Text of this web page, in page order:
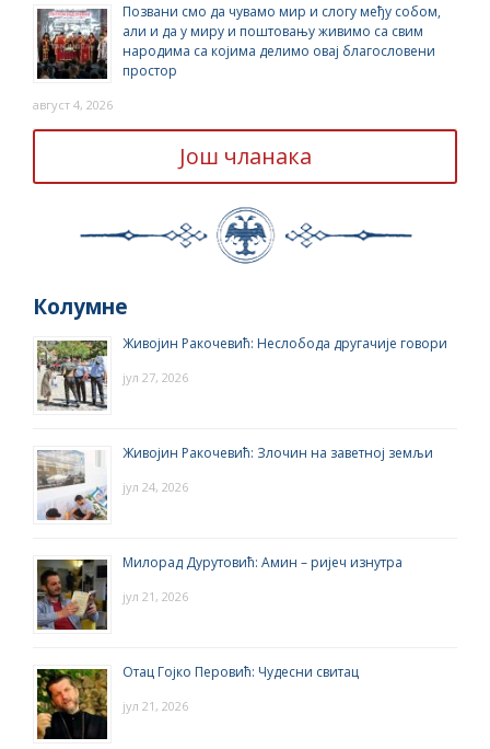
Позвани смо да чувамо мир и слогу међу собом,
али и да у миру и поштовању живимо са свим
народима са којима делимо овај благословени
простор
август 4, 2026
Још чланака
Колумне
Живојин Ракочевић: Неслобода другачије говори
јул 27, 2026
Живојин Ракочевић: Злочин на заветној земљи
јул 24, 2026
Милорад Дурутовић: Амин – ријеч изнутра
јул 21, 2026
Отац Гојко Перовић: Чудесни свитац
јул 21, 2026